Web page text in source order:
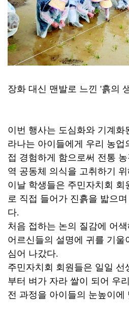
장화 대신 맨발로 느낀 '흙의
이번 행사는 도심화와 기계화
라나는 아이들에게 우리 농업
접 경험하게 함으로써 전통
역 공동체 의식을 고취하기
이날 학생들은 주민자치회 회
로 직접 들어가 진흙을 밟으
다.
처음 접하는 논의 질감에 어
어르신들의 설명에 귀를 기울
심어 나갔다.
주민자치회 회원들은 일일 선
부터 벼가 자라 쌀이 되어 우
전 과정을 아이들의 눈높이에